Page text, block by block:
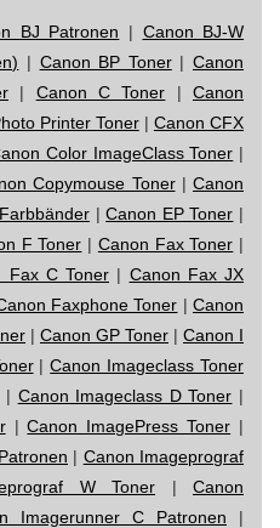
BJ Patronen | Canon BJ-W
| Canon BP Toner|Canon
| Canon C Toner |Canon
Printer Toner| Canon CFX
Color ImageClass Toner |
Copymouse Toner| Canon
|Canon EP Toner |
F Toner | Canon Fax Toner |
Fax C Toner | Canon Fax JX
Faxphone Toner |Canon
| Canon GP Toner | Canon I
|Canon Imageclass Toner
| Canon Imageclass D Toner |
|Canon ImagePress Toner |
| Canon Imageprograf
W Toner | Canon
Imagerunner C Patronen |